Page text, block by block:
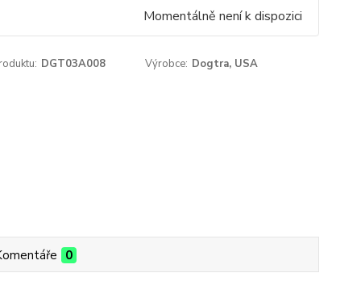
Momentálně není k dispozici
DGT03A008 Výrobce: Dogtra, USA
0